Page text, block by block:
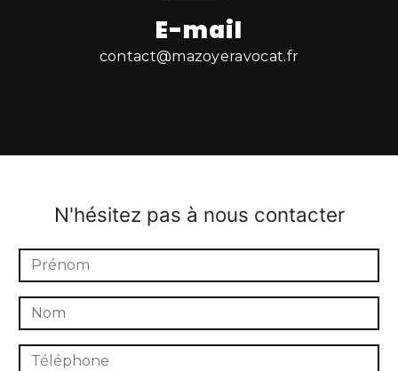
E-mail
contact@mazoyeravocat.fr
N'hésitez pas à nous contacter